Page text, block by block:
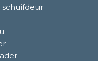
schuifdeur